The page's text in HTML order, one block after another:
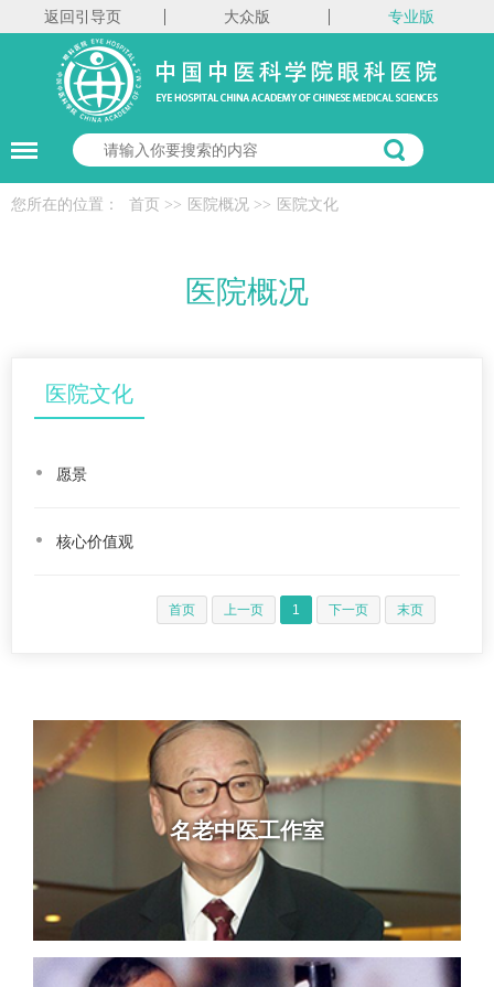
返回引导页 大众版 专业版
您所在的位置： 首页 >> 医院概况 >> 医院文化
医院概况
医院文化
愿景
核心价值观
首页 上一页 1 下一页 末页
名老中医工作室